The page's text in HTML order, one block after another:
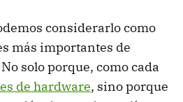
considerarlo como
más importantes de
solo porque, como cada
de hardware, sino porque